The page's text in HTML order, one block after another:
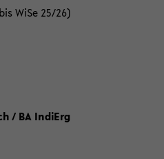
WiSe 25/26)
/ BA IndiErg